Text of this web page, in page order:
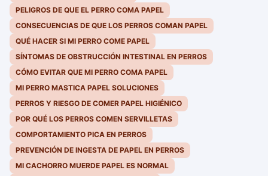
PELIGROS DE QUE EL PERRO COMA PAPEL
CONSECUENCIAS DE QUE LOS PERROS COMAN PAPEL
QUÉ HACER SI MI PERRO COME PAPEL
SÍNTOMAS DE OBSTRUCCIÓN INTESTINAL EN PERROS
CÓMO EVITAR QUE MI PERRO COMA PAPEL
MI PERRO MASTICA PAPEL SOLUCIONES
PERROS Y RIESGO DE COMER PAPEL HIGIÉNICO
POR QUÉ LOS PERROS COMEN SERVILLETAS
COMPORTAMIENTO PICA EN PERROS
PREVENCIÓN DE INGESTA DE PAPEL EN PERROS
MI CACHORRO MUERDE PAPEL ES NORMAL